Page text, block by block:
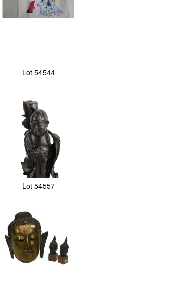
Lot 54544
Lot 54557